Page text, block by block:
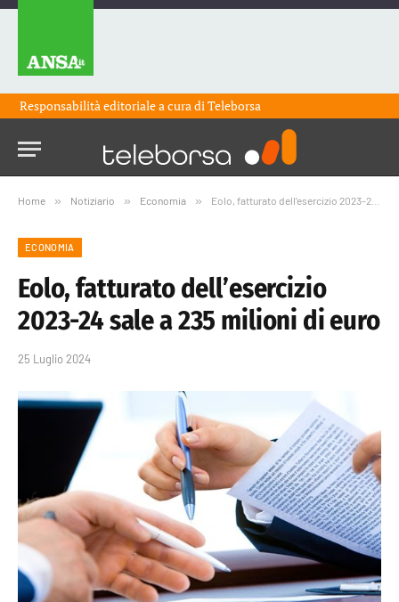
Responsabilità editoriale a cura diTeleborsa
Home » Notiziario » Economia » Eolo, fatturato dell’esercizio 2023-24 sale a 235 milioni di euro
ECONOMIA
Eolo, fatturato dell’esercizio
2023-24 sale a 235 milioni di euro
25 Luglio 2024